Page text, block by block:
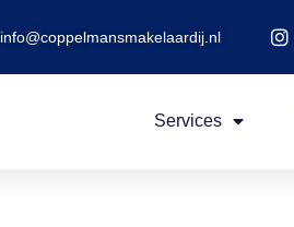
info@coppelmansmakelaardij.nl
Services